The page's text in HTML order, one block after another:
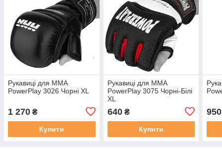
Рукавиці для MMA
PowerPlay 3026 Чорні XL
1 270 ₴
Купити
Рукавиці для MMA
PowerPlay 3075 Чорні-Білі
XL
640₴
Купити
950